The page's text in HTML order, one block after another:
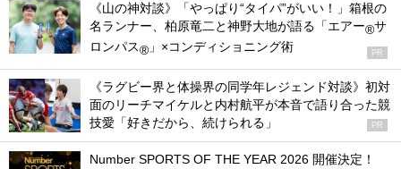
《山の神対談》「やっぱり“タイパ”がいい！」箱根の
名ランナー、柏原竜二と神野大地が語る「エアー®サ
ロンパス® 」×コンディショニング術 PR
《ラグビー界と体操界の同学年レジェンド対談》初対
面のリーチマイケルと内村航平が本音で語り合った競
技愛「好きだから、続けられる」
PR
Number SPORTS OF THE YEAR 2026 開催決定！